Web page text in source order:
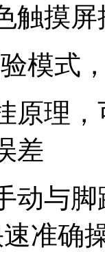
触摸
模式
原理
差
动与
准确